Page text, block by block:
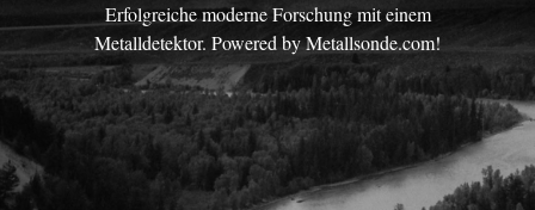
Erfolgreiche moderne Forschung mit einem
Metalldetektor. Powered by Metallsonde.com!